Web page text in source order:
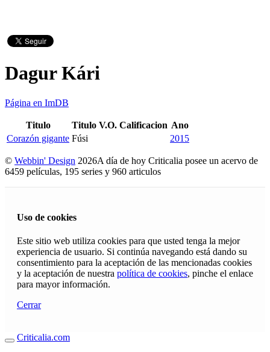
Dagur Kári
Página en ImDB
Titulo Titulo V.O. Calificacion Ano
Corazón gigante Fúsi 2015
© Webbin' Design 2026A día de hoy Criticalia posee un acervo de
6459 películas, 195 series y 960 articulos
Uso de cookies
Este sitio web utiliza cookies para que usted tenga la mejor
experiencia de usuario. Si continúa navegando está dando su
consentimiento para la aceptación de las mencionadas cookies
y la aceptación de nuestra política de cookies, pinche el enlace
para mayor información.
Cerrar
Criticalia.com